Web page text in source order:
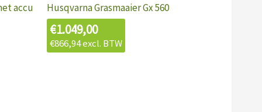
accu Husqvarna Grasmaaier Gx 560
€1.049,00
€866,94excl. BTW